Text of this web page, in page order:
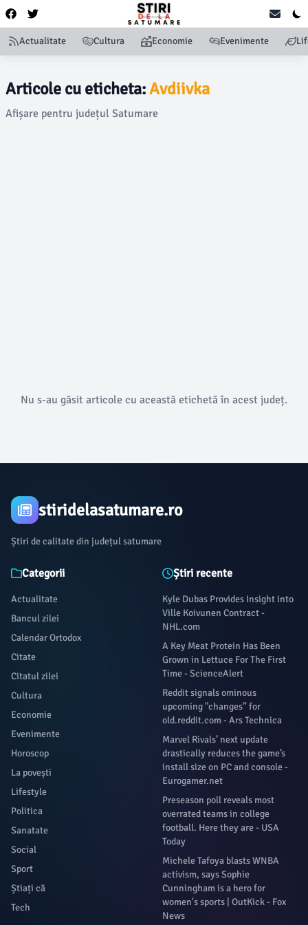
Actualitate Cultura Economie Evenimente
Articole cu eticheta:Avdiivka
Afișare pentru județul Satumare
Nu s-au găsit articole cu această etichetă în acest județ.
stiridelasatumare.ro
Știri de calitate din județul satumare
Categorii
Actualitate
Bancul zilei
Calendar Ortodox
Citate
Citatul zilei
Cultura
Economie
Evenimente
Horoscop
La povești
Lifestyle
Politica
Sanatate
Social
Sport
Știați că
Tech
Știri recente
Kyle Dubas Provides Insight into
Ville Koivunen Contract -
NHL.com
A Key Meat Protein Has Been
Grown in Lettuce For The First
Time - ScienceAlert
Reddit signals ominous
upcoming "changes” for
old.reddit.com - Ars Technica
Marvel Rivals’ next update
drastically reduces the game’s
install size on PC and console -
Eurogamer.net
Preseason poll reveals most
overrated teams in college
football. Here they are - USA
Today
Michele Tafoya blasts WNBA
activism, says Sophie
Cunningham is a hero for
women's sports | OutKick - Fox
News